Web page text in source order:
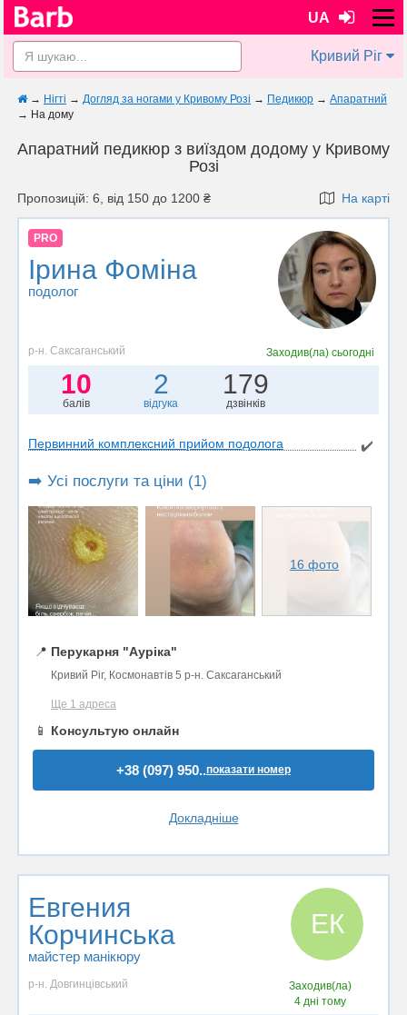
UA
Кривий Ріг
→ Нігті → Догляд за ногами у Кривому Розі → Педикюр → Апаратний
→ На дому
Апаратний педикюр з виїздом додому у Кривому
Розі
Пропозицій: 6, від 150 до 1200 ₴ На карті
PRO
Ірина Фоміна
подолог
р-н. Саксаганський Заходив(ла)сьогодні
10
балів
2
відгука
179
дзвінків
Первинний комплексний прийом подолога ✔️
➡️ Усі послуги та ціни (1)
16 фото
📍 Перукарня "Ауріка"
Кривий Ріг, Космонавтів 5 р-н. Саксаганський
Ще 1 адреса
📱 Консультую онлайн
+38 (097) 950..показати номер
Докладніше
Евгения
Корчинська
майстер манікюру
ЕК
р-н. Довгинцівський
Заходив(ла)
4 дні тому